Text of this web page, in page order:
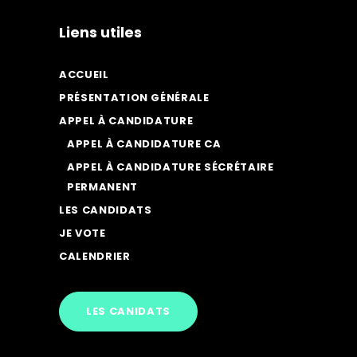
Liens utiles
ACCUEIL
PRÉSENTATION GÉNÉRALE
APPEL À CANDIDATURE
APPEL À CANDIDATURE CA
APPEL À CANDIDATURE SÉCRÉTAIRE
PERMANENT
LES CANDIDATS
JE VOTE
CALENDRIER
LES CANIDATS